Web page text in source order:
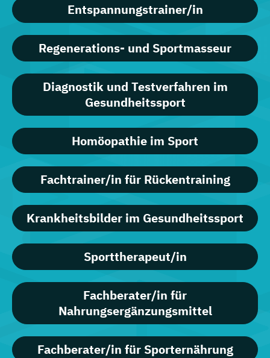
Entspannungstrainer/in
Regenerations- und Sportmasseur
Diagnostik und Testverfahren im
Gesundheitssport
Homöopathie im Sport
Fachtrainer/in für Rückentraining
Krankheitsbilder im Gesundheitssport
Sporttherapeut/in
Fachberater/in für
Nahrungsergänzungsmittel
Fachberater/in für Sporternährung